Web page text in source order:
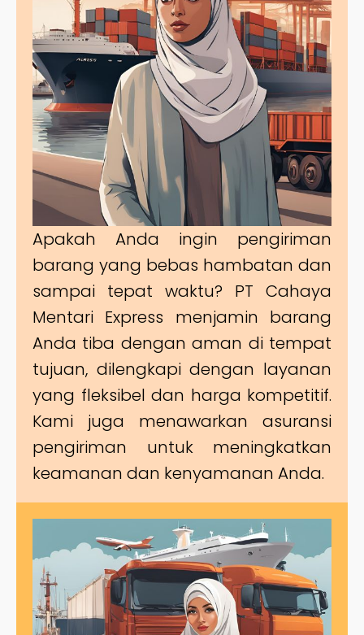
Apakah Anda ingin pengiriman
barang yang bebas hambatan dan
sampai tepat waktu? PT Cahaya
Mentari Express menjamin barang
Anda tiba dengan aman di tempat
tujuan, dilengkapi dengan layanan
yang fleksibel dan harga kompetitif.
Kami juga menawarkan asuransi
pengiriman untuk meningkatkan
keamanan dan kenyamanan Anda.